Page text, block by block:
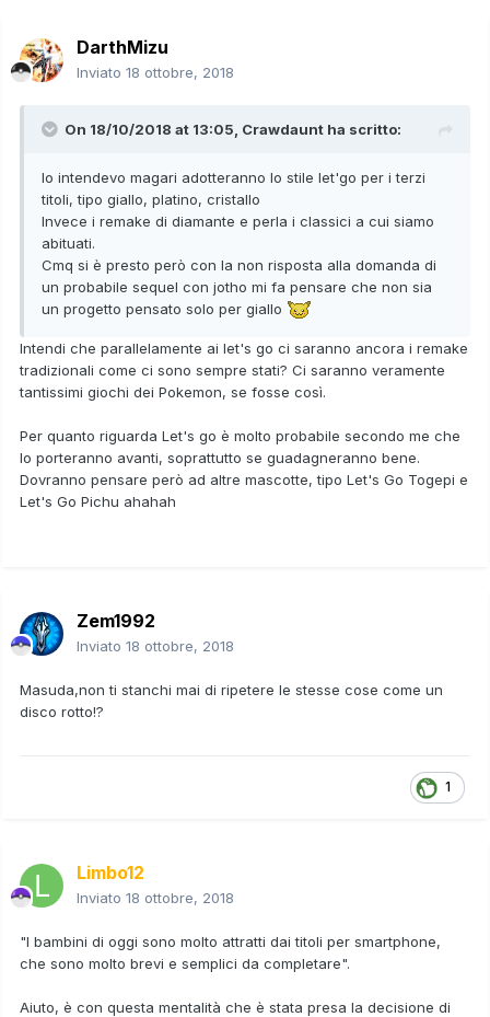
DarthMizu
Inviato 18 ottobre, 2018
On 18/10/2018 at 13:05, Crawdaunt ha scritto:
Io intendevo magari adotteranno lo stile let'go per i terzi
titoli, tipo giallo, platino, cristallo
Invece i remake di diamante e perla i classici a cui siamo
abituati.
Cmq si è presto però con la non risposta alla domanda di
un probabile sequel con jotho mi fa pensare che non sia
un progetto pensato solo per giallo
Intendi che parallelamente ai let's go ci saranno ancora i remake
tradizionali come ci sono sempre stati? Ci saranno veramente
tantissimi giochi dei Pokemon, se fosse così.
Per quanto riguarda Let's go è molto probabile secondo me che
lo porteranno avanti, soprattutto se guadagneranno bene.
Dovranno pensare però ad altre mascotte, tipo Let's Go Togepi e
Let's Go Pichu ahahah
Zem1992
Inviato 18 ottobre, 2018
Masuda,non ti stanchi mai di ripetere le stesse cose come un
disco rotto!?
1
Limbo12
Inviato 18 ottobre, 2018
"I bambini di oggi sono molto attratti dai titoli per smartphone,
che sono molto brevi e semplici da completare".
Aiuto, è con questa mentalità che è stata presa la decisione di